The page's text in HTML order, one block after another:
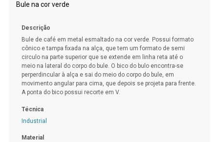
Bule na cor verde
Descrição
Bule de café em metal esmaltado na cor verde. Possui formato
cônico e tampa fixada na alça, que tem um formato de semi
circulo na parte superior que se extende em linha reta até o
meio na lateral do corpo do bule. O bico do bulo encontra-se
perperdincular à alça e sai do meio do corpo do bule, em
movimento angular para cima, que depois se projeta para frente.
A ponta do bico possui recorte em V.
Técnica
Industrial
Material